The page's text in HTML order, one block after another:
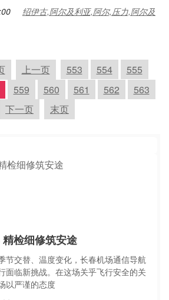
绍伊古,阿尔及利亚,阿尔,压力,阿尔及
上一页 553 554
555
559 560 561 562
563
下一页
末页
检细修筑安途
节交替、温度变化，长春机场通信导航
面临新挑战。在这场关乎飞行安全的关
以严谨的态度